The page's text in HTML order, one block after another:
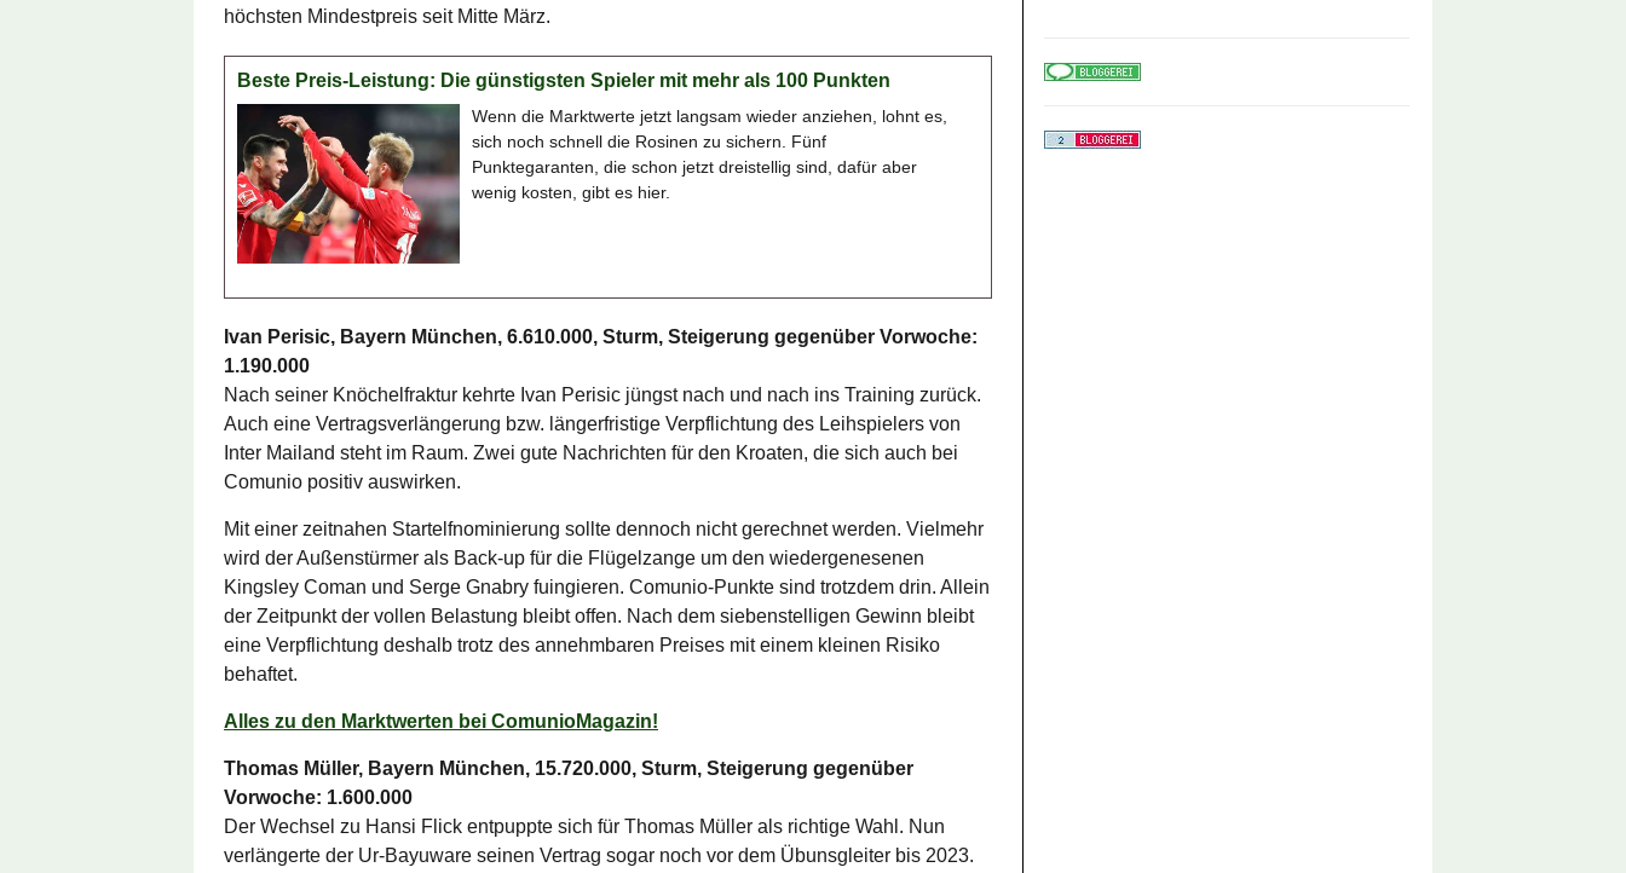
höchsten Mindestpreis seit Mitte März.
Beste Preis-Leistung: Die günstigsten Spieler mit mehr als 100 Punkten
Wenn die Marktwerte jetzt langsam wieder anziehen, lohnt es,
sich noch schnell die Rosinen zu sichern. Fünf
Punktegaranten, die schon jetzt dreistellig sind, dafür aber
wenig kosten, gibt es hier.
Ivan Perisic, Bayern München, 6.610.000, Sturm, Steigerung gegenüber Vorwoche:
1.190.000
Nach seiner Knöchelfraktur kehrte Ivan Perisic jüngst nach und nach ins Training zurück.
Auch eine Vertragsverlängerung bzw. längerfristige Verpflichtung des Leihspielers von
Inter Mailand steht im Raum. Zwei gute Nachrichten für den Kroaten, die sich auch bei
Comunio positiv auswirken.
Mit einer zeitnahen Startelfnominierung sollte dennoch nicht gerechnet werden. Vielmehr
wird der Außenstürmer als Back-up für die Flügelzange um den wiedergenesenen
Kingsley Coman und Serge Gnabry fuingieren. Comunio-Punkte sind trotzdem drin. Allein
der Zeitpunkt der vollen Belastung bleibt offen. Nach dem siebenstelligen Gewinn bleibt
eine Verpflichtung deshalb trotz des annehmbaren Preises mit einem kleinen Risiko
behaftet.
Alles zu den Marktwerten bei ComunioMagazin!
Thomas Müller, Bayern München, 15.720.000, Sturm, Steigerung gegenüber
Vorwoche: 1.600.000
Der Wechsel zu Hansi Flick entpuppte sich für Thomas Müller als richtige Wahl. Nun
verlängerte der Ur-Bayuware seinen Vertrag sogar noch vor dem Übunsgleiter bis 2023.